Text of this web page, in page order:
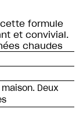
formule
et convivial.
chaudes
Deux